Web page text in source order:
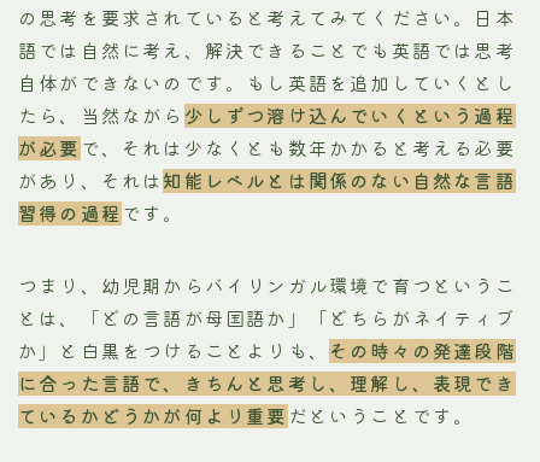
の思考を要求されていると考えてみてください。日本
語では自然に考え、解決できることでも英語では思考
自体ができないのです。もし英語を追加していくとし
たら、当然ながら 少しずつ溶け込んでいくという過程
が必要 で、それは少なくとも数年かかると考える必要
があり、それは知能レベルとは関係のない自然な言語
習得の過程 です。
つまり、幼児期からバイリンガル環境で育つというこ
とは、「どの言語が母国語か」「どちらがネイティブ
か」と白黒をつけることよりも、 その時々の発達段階
に合った言語で、きちんと思考し、理解し、表現でき
ているかどうかが何より重要 だということです。